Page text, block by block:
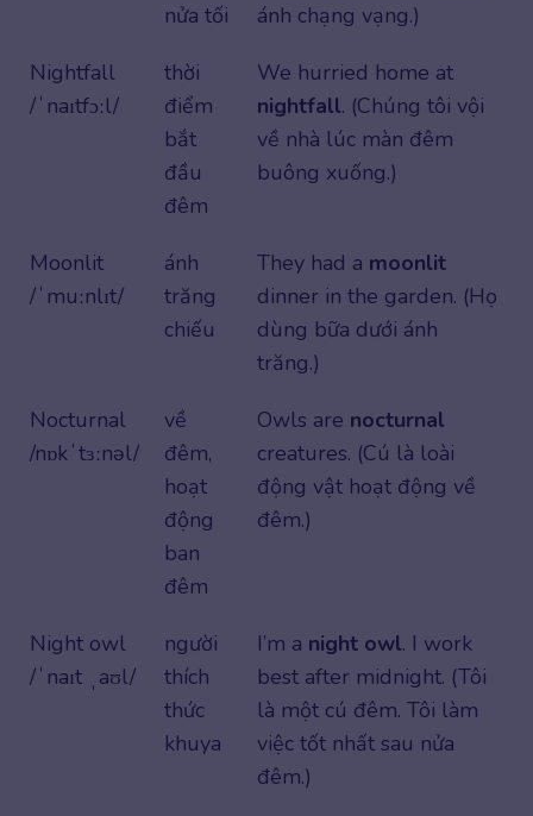
nửa tối
ánh chạng vạng.)
Nightfall
/ˈnaɪtfɔːl/
thời
điểm
bắt
đầu
đêm
We hurried home at
nightfall. (Chúng tôi vội
về nhà lúc màn đêm
buông xuống.)
Moonlit
/ˈmuːnlɪt/
ánh
trăng
chiếu
They had a moonlit
dinner in the garden. (Họ
dùng bữa dưới ánh
trăng.)
Nocturnal
/nɒkˈtɜːnəl/
về
đêm,
hoạt
động
ban
đêm
Owls are nocturnal
creatures. (Cú là loài
động vật hoạt động về
đêm.)
Night owl
/ˈnaɪt ˌaʊl/
người
thích
thức
khuya
I’m a night owl. I work
best after midnight. (Tôi
là một cú đêm. Tôi làm
việc tốt nhất sau nửa
đêm.)